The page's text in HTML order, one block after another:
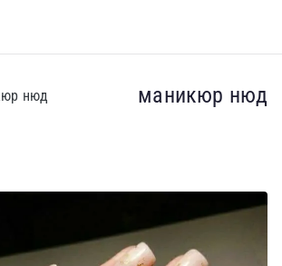
краси Київманикюр нюд
нюд